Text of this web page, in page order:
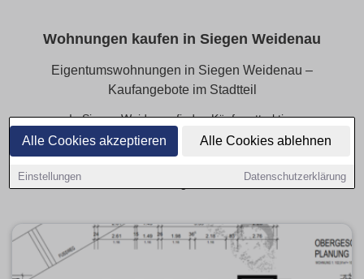
Alle Cookies akzeptieren Alle Cookies ablehnen
Einstellungen Datenschutzerklärung
Wohnungen kaufen in Siegen Weidenau
Eigentumswohnungen in Siegen Weidenau –
Kaufangebote im Stadtteil
In Siegen Weidenau finden Käufer attraktive
Eigentumswohnungen in beliebten Wohnlagen. Ob kleines
Apartment oder großzügige Eigentumswohnung – hier sind